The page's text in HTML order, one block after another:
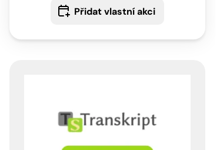
Přidat vlastní akci